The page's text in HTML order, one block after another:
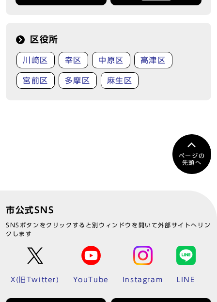
区役所
川崎区 幸区 中原区 高津区
宮前区 多摩区 麻生区
ページの
先頭へ
市公式SNS
SNSボタンをクリックすると別ウィンドウを開いて外部サイトへリン
クします
X(旧Twitter) YouTube Instagram LINE